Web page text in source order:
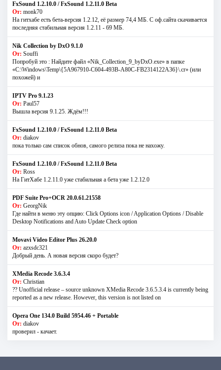
FxSound 1.2.10.0 / FxSound 1.2.11.0 Beta
От: monk70
На гитхабе есть бета-версия 1.2.12, её размер 74,4 МБ. С оф.сайта скачивается
последняя стабильная версия 1.2.11 - 69 МБ.
Nik Collection by DxO 9.1.0
От: Souffi
Попробуй это : Найдите файл «Nik_Collection_9_byDxO.exe» в папке
«C:\Windows\Temp\{5A967910-C604-493B-A80C-FB2314122A36}\.cr» (или
похожей) и
IPTV Pro 9.1.23
От: Paul57
Вышла версия 9.1.25. Ждём!!!
FxSound 1.2.10.0 / FxSound 1.2.11.0 Beta
От: diakov
пока только сам список обнов, самого релиза пока не нахожу.
FxSound 1.2.10.0 / FxSound 1.2.11.0 Beta
От: Ross
На ГитХабе 1.2.11.0 уже стабильная а бета уже 1.2.12.0
PDF Suite Pro+OCR 20.0.61.21558
От: GeorgNik
Где найти в меню эту опцию: Click Options icon / Application Options / Disable
Desktop Notifications and Auto Update Check option
Movavi Video Editor Plus 26.20.0
От: azxsdc321
Добрый день. А новая версия скоро будет?
XMedia Recode 3.6.3.4
От: Christian
?? Unofficial release – source unknown XMedia Recode 3.6.5.3.4 is currently being
reported as a new release. However, this version is not listed on
Opera One 134.0 Build 5954.46 + Portable
От: diakov
проверил - качает.